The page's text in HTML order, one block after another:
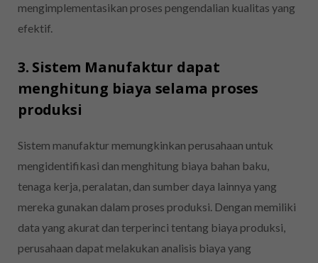
mengimplementasikan proses pengendalian kualitas yang
efektif.
3. Sistem Manufaktur dapat
menghitung biaya selama proses
produksi
Sistem manufaktur memungkinkan perusahaan untuk
mengidentifikasi dan menghitung biaya bahan baku,
tenaga kerja, peralatan, dan sumber daya lainnya yang
mereka gunakan dalam proses produksi. Dengan memiliki
data yang akurat dan terperinci tentang biaya produksi,
perusahaan dapat melakukan analisis biaya yang